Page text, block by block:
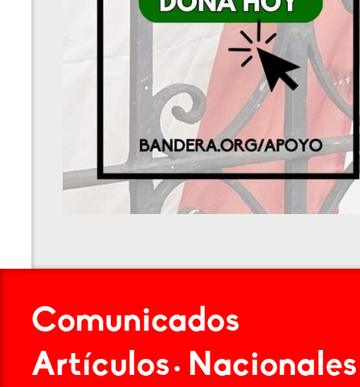
Comunicados
Artículos • Nacionales